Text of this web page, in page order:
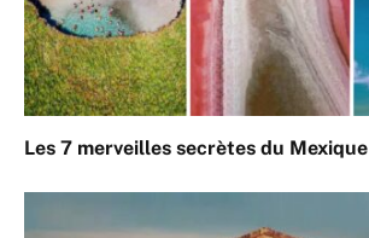
Les 7 merveilles secrètes du Mexique